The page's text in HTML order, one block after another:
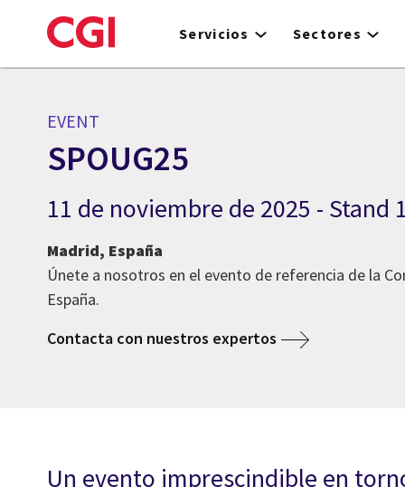
to
Servicios Sectores
EVENT
SPOUG25
11 de noviembre de 2025 - Stand
Madrid, España
Únete a nosotros en el evento de referencia de la
España.
Contacta con nuestros expertos
Un evento imprescindible en